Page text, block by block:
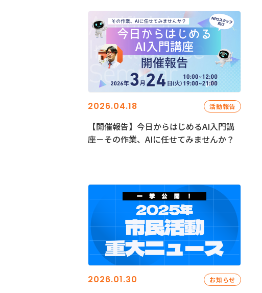
2026.04.18 活動報告
【開催報告】今日からはじめるAI入門講
座－その作業、AIに任せてみませんか？
2026.01.30 お知らせ